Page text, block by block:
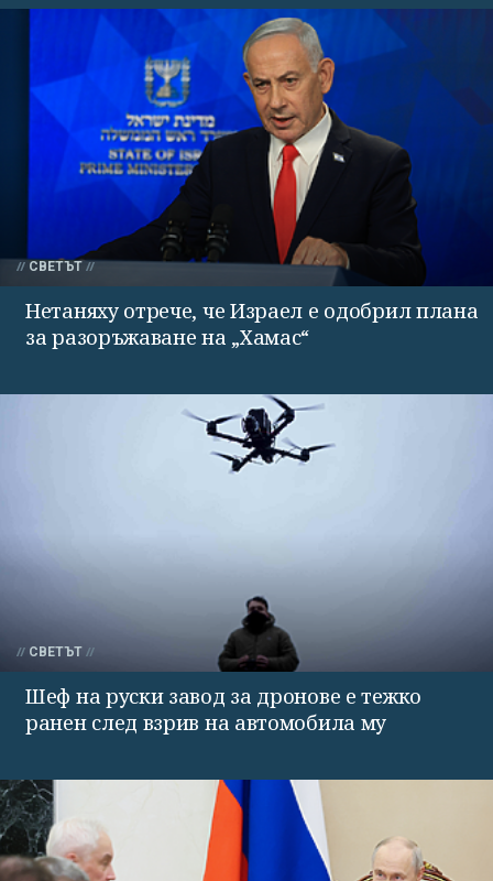
СВЕТЪТ
Нетаняху отрече, че Израел е одобрил плана
за разоръжаване на „Хамас“
СВЕТЪТ
Шеф на руски завод за дронове е тежко
ранен след взрив на автомобила му